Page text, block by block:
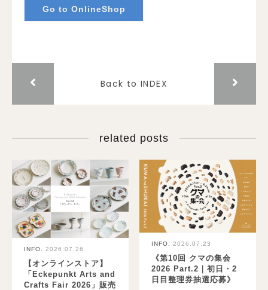
Go to OnlineShop
Back to INDEX
related posts
INFO. 2026.07.26
【オンラインストア】
「Eckepunkt Arts and
Crafts Fair 2026」販売
INFO. 2026.07.23
《第10回 クマの集会
2026 Part.2｜初日・2
日目整理券抽選応募》